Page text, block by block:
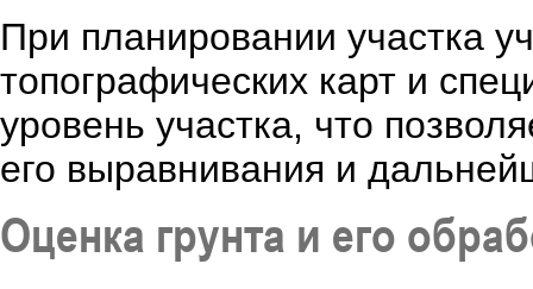
При планировании участка
топографических карт и
уровень участка, что
его выравнивания и
Оценка грунта и его